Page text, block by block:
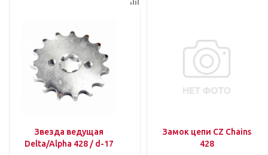
Звезда ведущая
Delta/Alpha 428 / d-17
Замок цепи CZ Chains
428